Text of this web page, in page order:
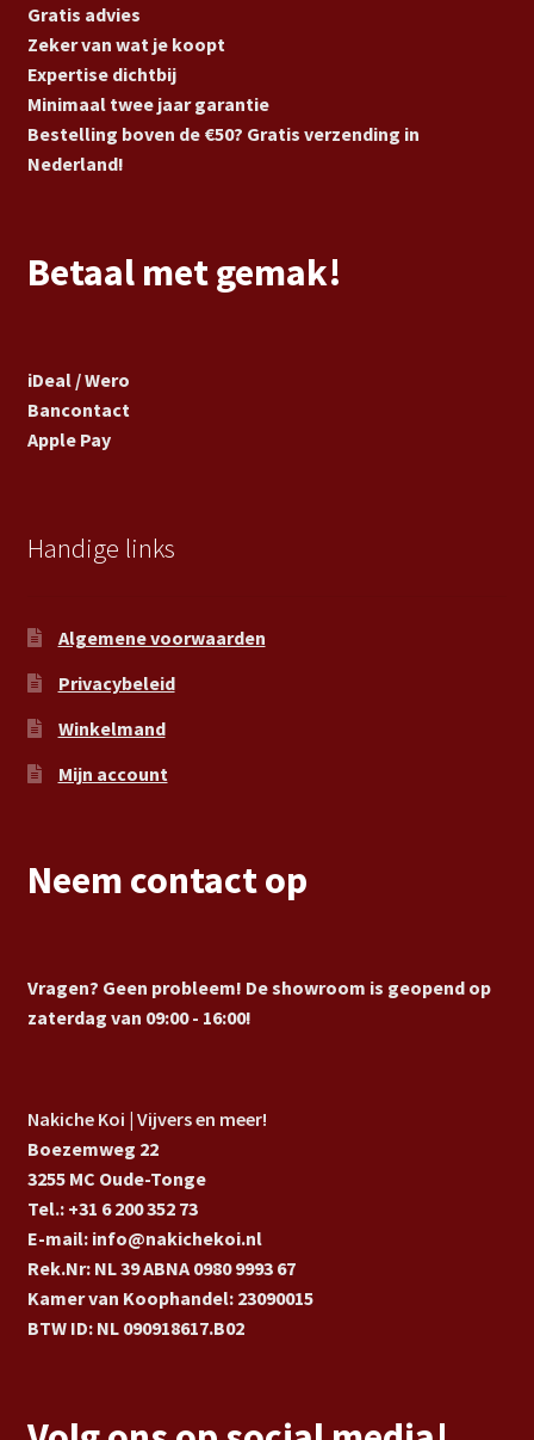
Gratis advies
Zeker van wat je koopt
Expertise dichtbij
Minimaal twee jaar garantie
Bestelling boven de €50? Gratis verzending in
Nederland!
Betaal met gemak!
iDeal / Wero
Bancontact
Apple Pay
Handige links
Algemene voorwaarden
Privacybeleid
Winkelmand
Mijn account
Neem contact op
Vragen? Geen probleem! De showroom is geopend op
zaterdag van 09:00 - 16:00!
Nakiche Koi | Vijvers en meer!
Boezemweg 22
3255 MC Oude-Tonge
Tel.: +31 6 200 352 73
E-mail: info@nakichekoi.nl
Rek.Nr: NL 39 ABNA 0980 9993 67
Kamer van Koophandel: 23090015
BTW ID: NL 090918617.B02